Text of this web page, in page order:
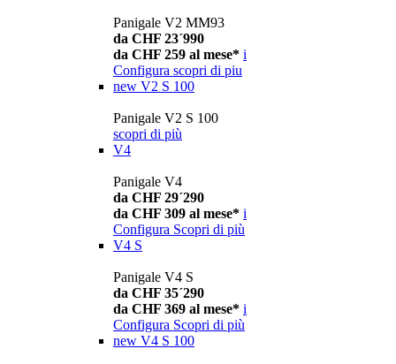
Panigale V2 MM93
da CHF 23´990
da CHF 259 al mese* i
Configura scopri di piu
new V2 S 100
Panigale V2 S 100
scopri di più
V4
Panigale V4
da CHF 29´290
da CHF 309 al mese* i
Configura Scopri di più
V4 S
Panigale V4 S
da CHF 35´290
da CHF 369 al mese* i
Configura Scopri di più
new V4 S 100